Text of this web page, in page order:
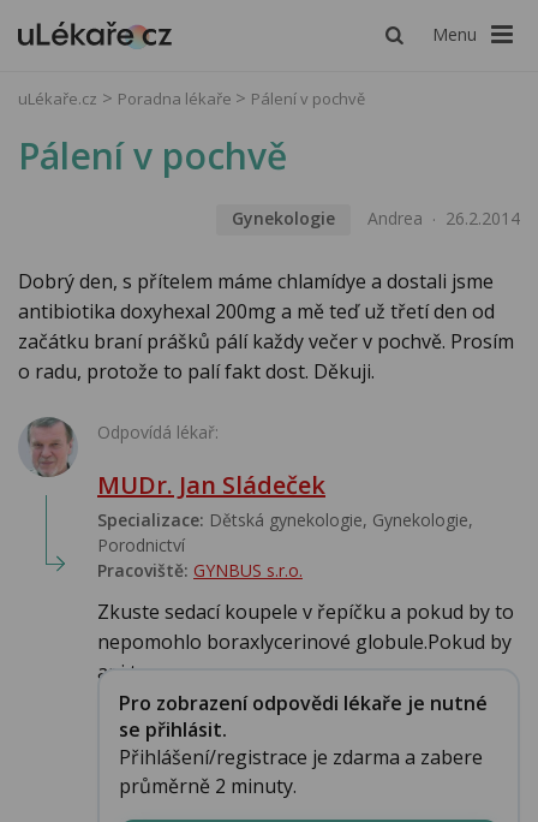
Menu
uLékaře.cz Poradna lékaře Pálení v pochvě
Pálení v pochvě
Gynekologie Andrea 26.2.2014
Dobrý den, s přítelem máme chlamídye a dostali jsme
antibiotika doxyhexal 200mg a mě teď už třetí den od
začátku braní prášků pálí každy večer v pochvě. Prosím
o radu, protože to palí fakt dost. Děkuji.
Odpovídá lékař:
MUDr. Jan Sládeček
Specializace: Dětská gynekologie, Gynekologie,
Porodnictví
Pracoviště: GYNBUS s.r.o.
Zkuste sedací koupele v řepíčku a pokud by to
nepomohlo boraxlycerinové globule.Pokud by
ani to...
Pro zobrazení odpovědi lékaře je nutné
se přihlásit.
Přihlášení/registrace je zdarma a zabere
průměrně 2 minuty.